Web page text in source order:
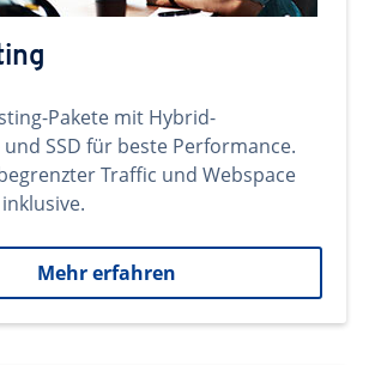
Pakete mit Hybrid-
SSD für beste Performance.
Traffic und Webspace
Mehr erfahren